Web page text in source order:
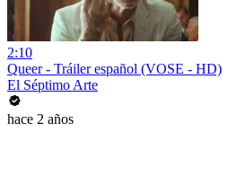
2:10
Queer - Tráiler español (VOSE - HD)
El Séptimo Arte
hace 2 años